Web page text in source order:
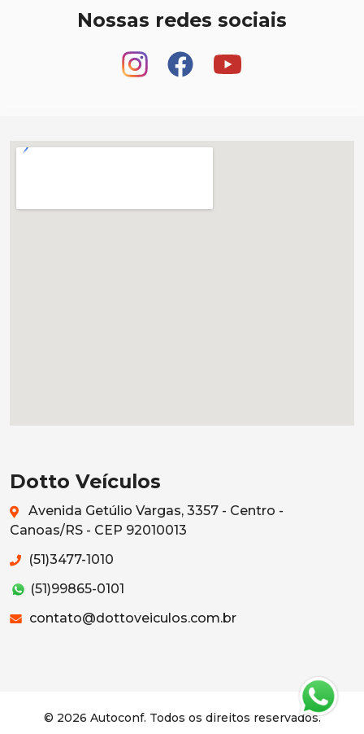
Nossas redes sociais
Dotto Veículos
Avenida Getúlio Vargas, 3357 - Centro -
Canoas/RS - CEP 92010013
(51)3477-1010
(51)99865-0101
contato@dottoveiculos.com.br
© 2026 Autoconf. Todos os direitos reservados.